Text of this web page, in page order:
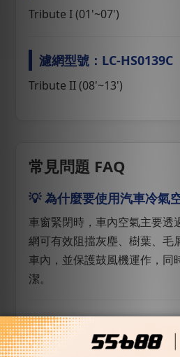
Tribute I (01'~07')
濾網型號：LC-HS0139C
Tribute II (08'~13')
常見問題 FAQ
💡 為什麼要使用汽車冷氣
車窗緊閉時，車內空氣主要透
網可有效阻擋灰塵、樹葉、毛
車內，並保護鼓風機運作，同
潔。
💡 為什麼需要定期更換？
長期使用會累積灰塵與污染物